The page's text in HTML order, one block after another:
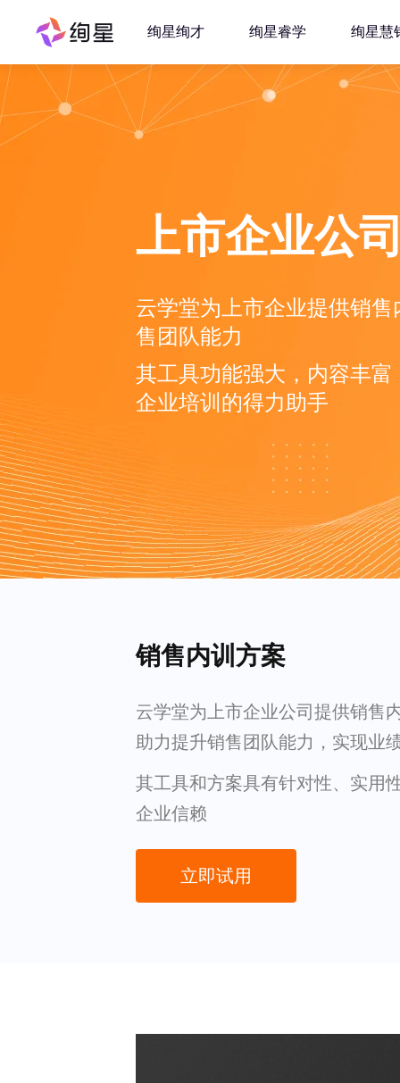
绚星绚才 绚星睿学 绚星慧
上市企业公
云学堂为上市企业提供销
售团队能力
其工具功能强大，内容丰
企业培训的得力助手
销售内训方案
云学堂为上市企业公司提供销售
助力提升销售团队能力，实现业
其工具和方案具有针对性、实用
企业信赖
立即试用